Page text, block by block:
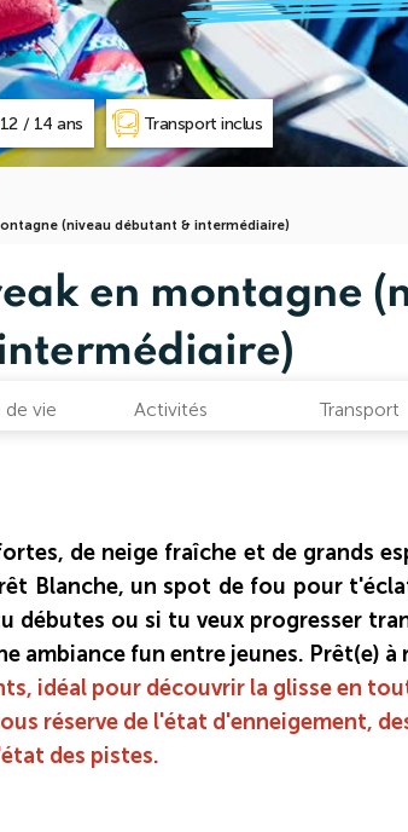
12 / 14 ans Transport inclus
(niveau débutant & intermédiaire)
en montagne
de vie Activités Transport
de neige fraîche et de grands
Blanche, un spot de fou pour
débutes ou si tu veux progresser
ambiance fun entre jeunes. Prêt(e) à
idéal pour découvrir la glisse en
réserve de l'état d'enneigement,
des pistes.